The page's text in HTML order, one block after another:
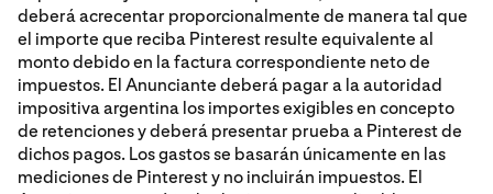
deberá acrecentar proporcionalmente de manera tal que
el importe que reciba Pinterest resulte equivalente al
monto debido en la factura correspondiente neto de
impuestos. El Anunciante deberá pagar a la autoridad
impositiva argentina los importes exigibles en concepto
de retenciones y deberá presentar prueba a Pinterest de
dichos pagos. Los gastos se basarán únicamente en las
mediciones de Pinterest y no incluirán impuestos. El